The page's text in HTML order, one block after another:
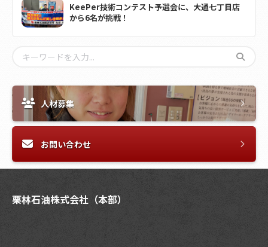
KeePer技術コンテスト予選会に、大通七丁目店
から6名が挑戦！
人材募集
お問い合わせ
栗林石油株式会社（本部）